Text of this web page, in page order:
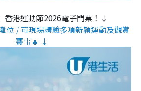
香港運動節2026電子門票！↓
位 / 可現場體驗多項新穎運動及觀賞
賽事🔥 ↓